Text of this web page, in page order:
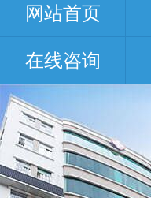
网站首页
在线咨询